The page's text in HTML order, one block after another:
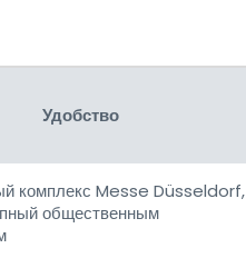
Удобство
комплекс Messe Düsseldorf,
общественным